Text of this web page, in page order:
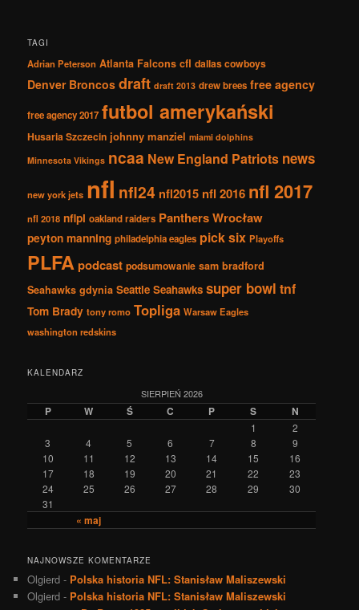
TAGI
Adrian Peterson Atlanta Falcons cfl dallas cowboys
Denver Broncos draft draft 2013 drew brees free agency
free agency 2017 futbol amerykański
Husaria Szczecin johnny manziel miami dolphins
Minnesota Vikings ncaa New England Patriots news
new york jets nfl nfl24 nfl2015 nfl 2016 nfl 2017
nfl 2018 nflpl oakland raiders Panthers Wrocław
peyton manning philadelphia eagles pick six Playoffs
PLFApodcast podsumowanie sam bradford
Seahawks gdynia Seattle Seahawks super bowl tnf
Tom Brady tony romo Topliga Warsaw Eagles
washington redskins
KALENDARZ
SIERPIEŃ 2026
P W Ś C P S N
« maj
1
2
3
4 5 6 7 8
9
10
11 12 13 14 15
16
17
18 19 20 21 22
23
24
25 26 27 28 29
30
31
NAJNOWSZE KOMENTARZE
Olgierd - Polska historia NFL: Stanisław Maliszewski
Olgierd - Polska historia NFL: Stanisław Maliszewski